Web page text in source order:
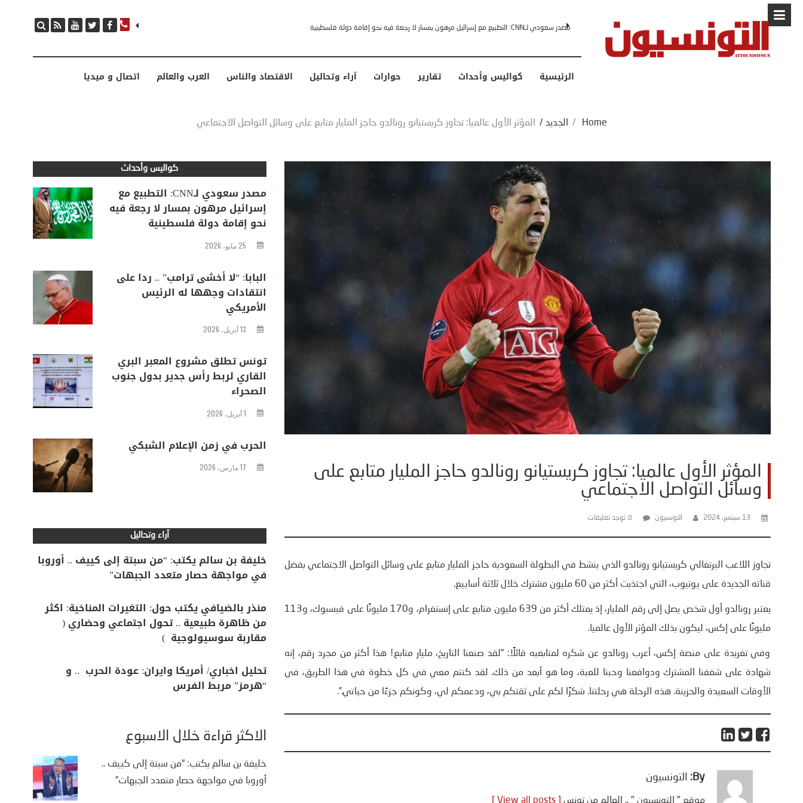
مصدر سعودي لـCNN: التطبيع مع إسرائيل مرهون بمسار لا رجعة فيه نحو إقامة دولة فلسطينية البابا: “لا أخشى ترامب” .. ردا على انتقادات وجهها له الرئيس الأمريكي
الرئيسية كواليس وأحداث تقارير حوارات آراء وتحاليل الاقتصاد والناس العرب والعالم اتصال و ميديا
Home
/ الجديد / المؤثر الأول عالميا: تجاوز كريستيانو رونالدو حاجز المليار متابع على وسائل التواصل الاجتماعي
المؤثر الأول عالميا: تجاوز كريستيانو رونالدو حاجز المليار متابع على
وسائل التواصل الاجتماعي
13 سبتمبر، 2024 التونسيون لا توجد تعليقات
تجاوز اللاعب البرتغالي كريستيانو رونالدو الذي ينشط في البطولة السعودية حاجز المليار متابع على وسائل التواصل الاجتماعي بفضل
قناته الجديدة على يوتيوب، التي اجتذبت أكثر من 60 مليون مشترك خلال ثلاثة أسابيع.
يعتبر رونالدو أول شخص يصل إلى رقم المليار، إذ يمتلك أكثر من 639 مليون متابع على إنستغرام، و170 مليونًا على فيسبوك، و113
مليونًا على إكس، ليكون بذلك المؤثر الأول عالميا.
وفي تغريدة على منصة إكس، أعرب رونالدو عن شكره لمتابعيه قائلًا: “لقد صنعنا التاريخ، مليار متابع! هذا أكثر من مجرد رقم، إنه
شهادة على شغفنا المشترك ودوافعنا وحبنا للعبة، وما هو أبعد من ذلك. لقد كنتم معي في كل خطوة في هذا الطريق، في
الأوقات السعيدة والحزينة. هذه الرحلة هي رحلتنا. شكرًا لكم على ثقتكم بي، ودعمكم لي، وكونكم جزءًا من حياتي.”.
By: التونسيون
موقع " التونسيون " .. العالم من تونس [ View all posts ]
كواليس وأحداث
مصدر سعودي لـCNN: التطبيع مع
إسرائيل مرهون بمسار لا رجعة فيه
نحو إقامة دولة فلسطينية
25 مايو، 2026
البابا: “لا أخشى ترامب” .. ردا على
انتقادات وجهها له الرئيس
الأمريكي
13 أبريل، 2026
تونس تطلق مشروع المعبر البري
القاري لربط رأس جدير بدول جنوب
الصحراء
1 أبريل، 2026
الحرب في زمن الإعلام الشبكي
17 مارس، 2026
آراء وتحاليل
خليفة بن سالم يكتب: “من سبتة إلى كييف .. أوروبا
في مواجهة حصار متعدد الجبهات”
منذر بالضيافي يكتب حول: التغيرات المناخية: اكثر
من ظاهرة طبيعية .. تحول اجتماعي وحضاري (
مقاربة سوسيولوجية )
تحليل اخباري/ أمريكا وايران: عودة الحرب .. و
“هرمز” مربط الفرس
الأكثر قراءة خلال الأسبوع
خليفة بن سالم يكتب: “من سبتة إلى كييف ..
أوروبا في مواجهة حصار متعدد الجبهات”